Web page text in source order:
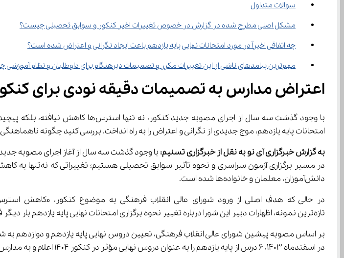
سوالات متداول
مشکل اصلی مطرح شده در گزارش در خصوص تغییرات اخیر کنکور و سوابق تحصیلی چیست؟
چه اتفاقی اخیراً در مورد امتحانات نهایی پایه یازدهم باعث ایجاد نگرانی و اعتراض شده است؟
مهم‌ترین پیامدهای ناشی از این تغییرات مکرر و تصمیمات دیرهنگام برای داوطلبان و نظام آموزشی چه بوده است؟
اعتراض مدارس به تصمیمات دقیقه نودی برای
امتحانات پایه یازدهم، موج جدیدی از نگرانی و اعتراض را به راه انداخت. بررسی کنید چگونه ناهماهنگی در سیاست‌گذاری‌ها، اعتماد عمومی به نظام آموزشی را
به گزارش خبرگزاری آی نو به نقل از خبرگزاری تسنیم:
دانش‌آموزان، معلمان و خانواده‌ها شده است.
تازه‌ترین نمونه، اظهارات دبیر این شورا درباره تغییر نحوه برگزاری امتحانات نهایی پایه یازدهم بار دیگر فضای آموزشی کشور را ملتهب کرد.
بر اساس مصوبه پیشین شورای عالی انقلاب فرهنگی، تعیین دروس نهایی پایه یازدهم و دوازدهم
در اسفندماه 1403، 6 درس از پایه یازدهم را به عنوان دروس نهایی مؤثر در کنکور 1404 اعلام و به مدارس سراسر کشور ابلاغ کرد.